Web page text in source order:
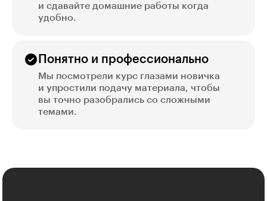
и сдавайте домашние работы когда
удобно.
Понятно и профессионально
Мы посмотрели курс глазами новичка
и упростили подачу материала, чтобы
вы точно разобрались со сложными
темами.